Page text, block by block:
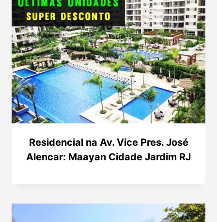
Residencial na Av. Vice Pres. José
Alencar: Maayan Cidade Jardim RJ